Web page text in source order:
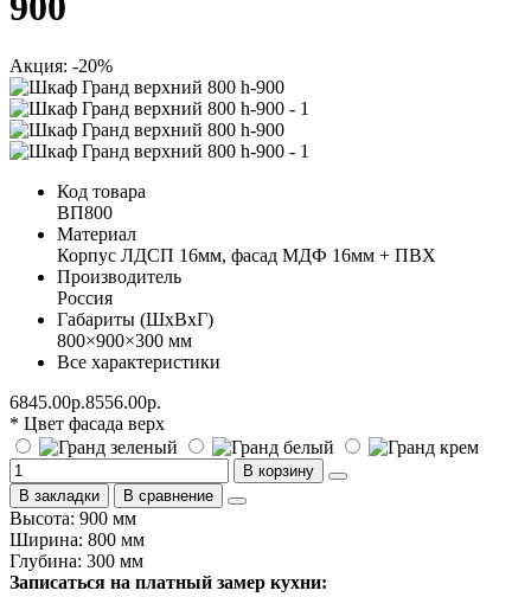
Акция: -20%
Код товара
ВП800
Материал
Корпус ЛДСП 16мм, фасад МДФ 16мм + ПВХ
Производитель
Россия
Габариты (ШхВхГ)
800×900×300 мм
Все характеристики
6845.00р.8556.00р.
* Цвет фасада верх
В корзину
В закладки
В сравнение
Высота: 900 мм
Ширина: 800 мм
Глубина: 300 мм
Записаться на платный замер кухни: